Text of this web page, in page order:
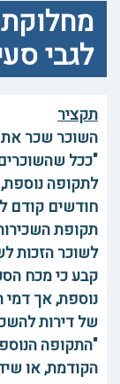
לגבי סעיף
תקציר
השוכר שכר את
"ככל
לתקופה
חודשים קודם
תקופת
לשוכר הזכות
קבע כי מכח
נוספת, אך דמי
של דירות
"התקופה
הקודמת, או